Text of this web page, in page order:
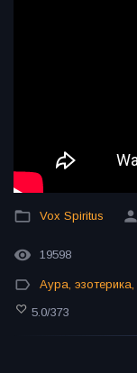
Vox Spiritus
19598
Аура, эзотерика,
5.0/373